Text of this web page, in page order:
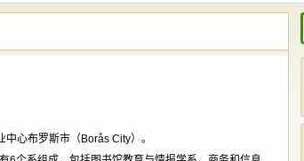
学
心布罗斯市（Borås City）。